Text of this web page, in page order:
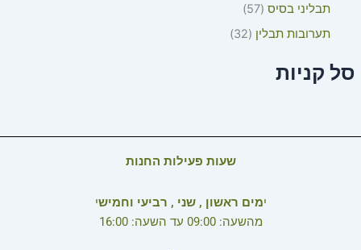
תבליני בסיס 57
תערובות תבלין
32
סל קניות
שעות פעילות החנות
ימים ראשון , שני , רביעי וחמישי
מהשעה: 09:00 עד השעה: 16:00